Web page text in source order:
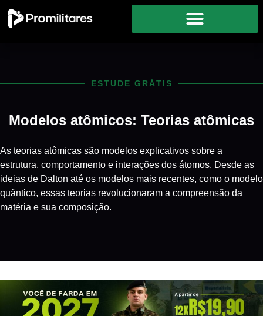
ESTUDE GRÁTIS
Modelos atômicos: Teorias atômicas
As teorias atômicas são modelos explicativos sobre a
estrutura, comportamento e interações dos átomos. Desde as
ideias de Dalton até os modelos mais recentes, como o modelo
quântico, essas teorias revolucionaram a compreensão da
matéria e sua composição.